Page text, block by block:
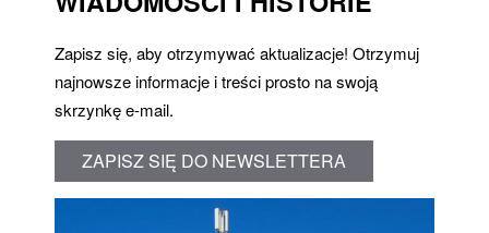
Zapisz się, aby otrzymywać aktualizacje! Otrzymuj
najnowsze informacje i treści prosto na swoją
skrzynkę e-mail.
ZAPISZ SIĘ DO NEWSLETTERA